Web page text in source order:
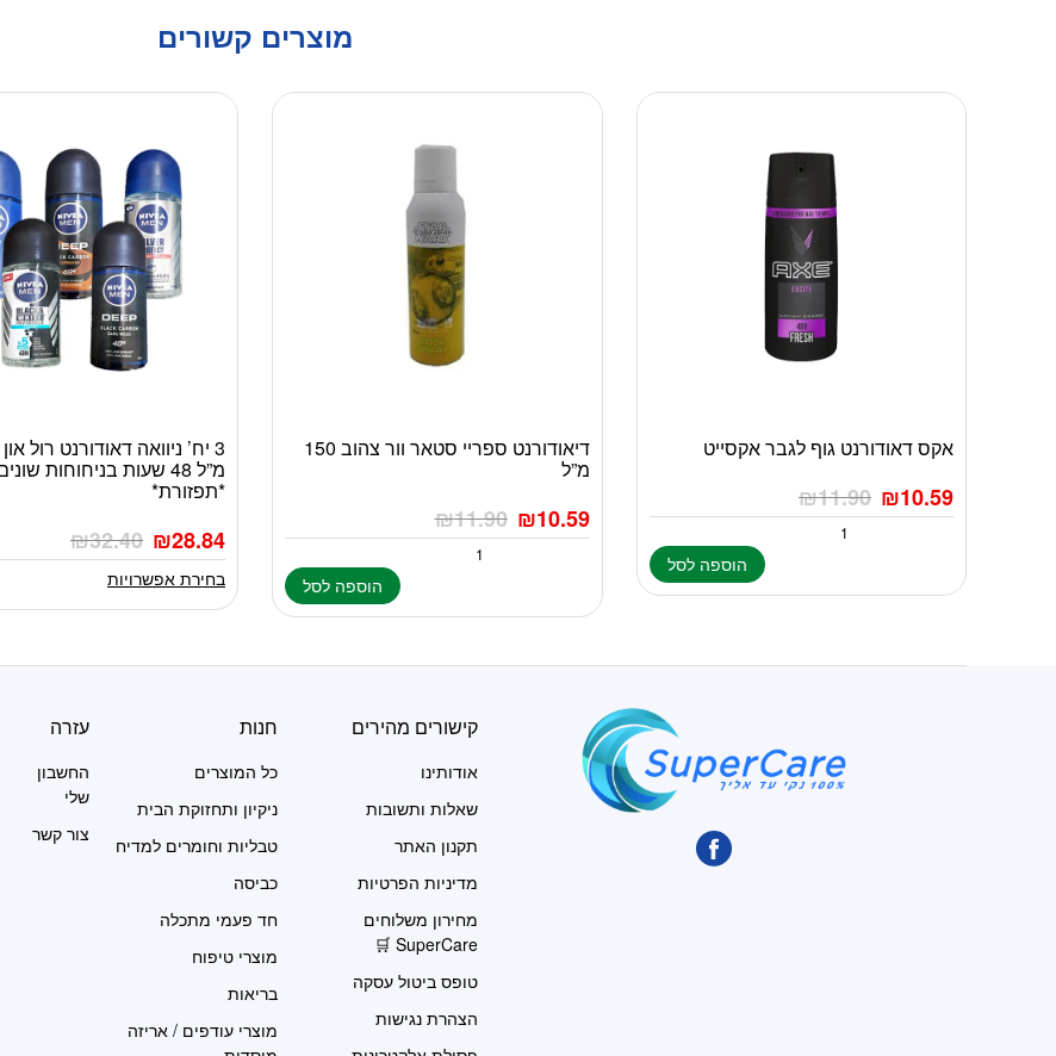
מוצרים קשורים
אקס דאודורנט גוף לגבר אקסייט
₪11.90 ₪10.59
הוספה לסל
דיאודורנט ספריי סטאר וור צהוב 150
מ”ל
₪11.90 ₪10.59
הוספה לסל
מ”ל 48 שעות בניחוחות
*תפזורת*
₪32.40 ₪28.84
למוצר
זה
יש
סוגים.
ניתן
בעמוד
בחירת אפשרויות
קישורים מהירים
אודותינו
שאלות ותשובות
תקנון האתר
מדיניות הפרטיות
מחירון משלוחים
SuperCare 🛒
טופס ביטול עסקה
הצהרת נגישות
חנות
כל המוצרים
ניקיון ותחזוקת הבית
טבליות וחומרים למדיח
כביסה
חד פעמי מתכלה
מוצרי טיפוח
בריאות
מוצרי עודפים / אריזה
עזרה
החשבון
שלי
צור קשר